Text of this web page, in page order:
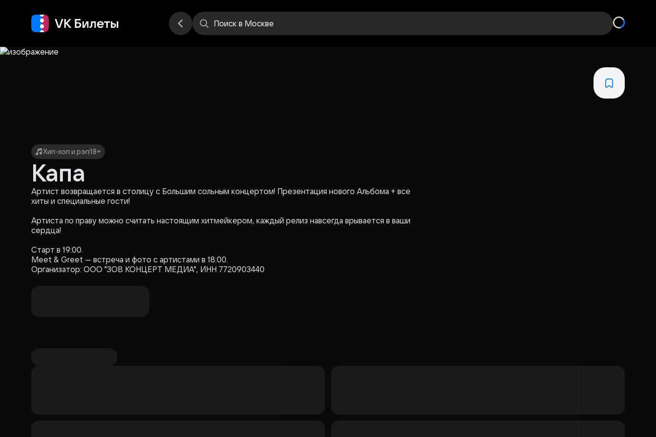
Поиск в Москве
Хип-хоп и рэп18+
Капа
Артист возвращается в столицу с Большим сольным концертом! Презентация нового Альбома + все
хиты и специальные гости!
Артиста по праву можно считать настоящим хитмейкером, каждый релиз навсегда врывается в ваши
сердца!
Старт в 19:00.
Meet & Greet — встреча и фото с артистами в 18:00.
Организатор: ООО "ЗОВ КОНЦЕРТ МЕДИА", ИНН 7720903440